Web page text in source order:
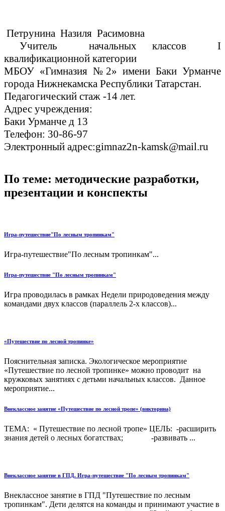
Петрунина Назиля Расимовна
Учитель начальных классов I
квалификационной категории
МБОУ «Гимназия №2» имени Баки Урманче
города Нижнекамска Республики Татарстан.
Педагогический стаж -14 лет.
Адрес учреждения:
Баки Урманче д 13
Телефон: 30-86-97
Электронный адрес:gimnaz2n-kamsk@mail.ru
По теме: методические разработки,
презентации и конспекты
Игра-путешествие"По лесным тропинкам"
Игра-путешествие"По лесным тропинкам"...
Игра-путешествие "По лесным тропинкам"
Игра проводилась в рамках Недели природоведения между
командами двух классов (параллель 2-х классов)...
«Путешествие по лесной тропинке»
Пояснительная записка. Экологическое мероприятие
«Путешествие по лесной тропинке» можно проводит на
кружковых занятиях с детьми начальных классов. Данное
мероприятие...
Внеклассное занятие «Путешествие по лесной тропе» (викторина)
ТЕМА: « Путешествие по лесной тропе» ЦЕЛЬ: -расширить
знания детей о лесных богатствах; -развивать ...
Внеклассное занятие в ГПД. Игра-путешествие "По лесным тропинкам"
Внеклассное занятие в ГПД "Путешествие по лесным
тропинкам". Дети делятся на команды и принимают участие в